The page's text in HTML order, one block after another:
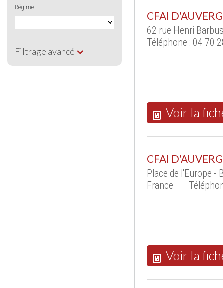
Régime :
Filtrage avancé
CFAI
62 rue Henri
Téléphone : 04 70
Voir la
CFAI
Place de l'Europe -
France
Voir la